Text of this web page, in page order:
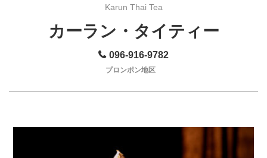
Karun Thai Tea
カーラン・タイティー
096-916-9782
プロンポン地区